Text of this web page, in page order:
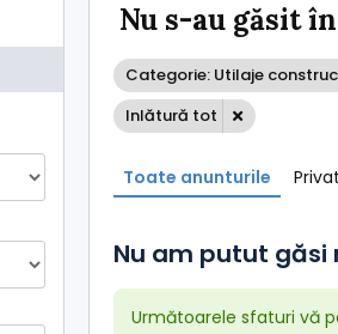
Nu s-au găsit
Categorie: Utilaje
Inlătură tot
Toate anunturile Privat
Nu am putut găsi
Următoarele sfaturi vă